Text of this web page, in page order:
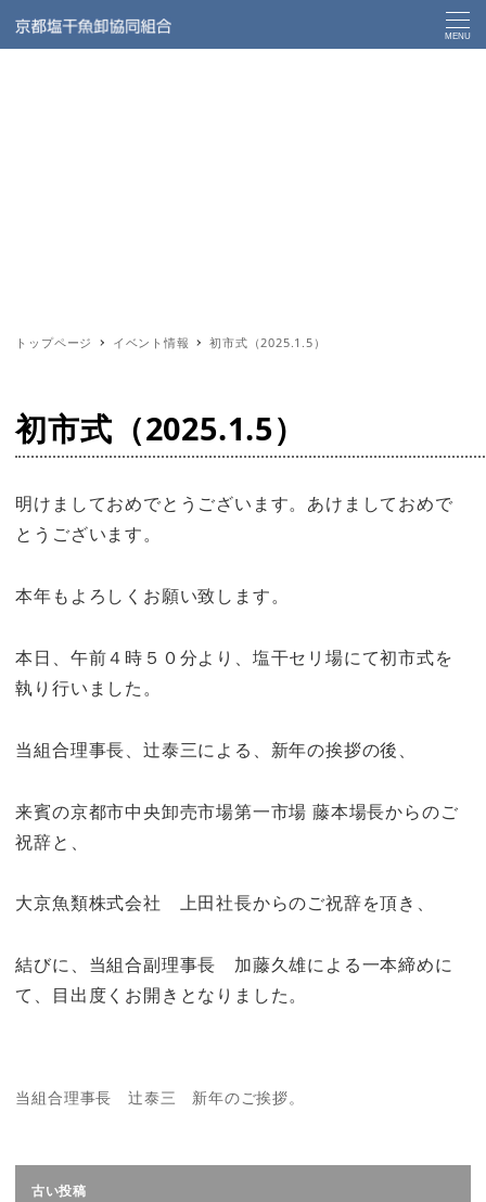
MENU
トップページ イベント情報 初市式（2025.1.5）
初市式（2025.1.5）
明けましておめでとうございます。あけましておめで
とうございます。
本年もよろしくお願い致します。
本日、午前４時５０分より、塩干セリ場にて初市式を
執り行いました。
当組合理事長、辻󠄀泰三による、新年の挨拶の後、
来賓の京都市中央卸売市場第一市場 藤本場長からのご
祝辞と、
大京魚類株式会社 上田社長からのご祝辞を頂き、
結びに、当組合副理事長 加藤久雄による一本締めに
て、目出度くお開きとなりました。
当組合理事長 辻泰三 新年のご挨拶。
古い投稿